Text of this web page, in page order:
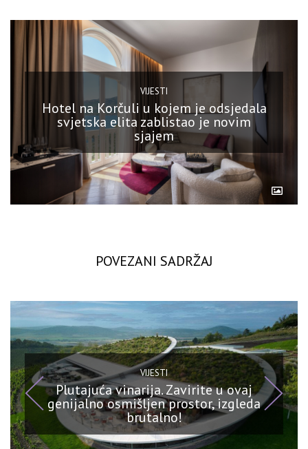
VIJESTI
Hotel na Korčuli u kojem je odsjedala
svjetska elita zablistao je novim
sjajem
POVEZANI SADRŽAJ
VIJESTI
Plutajuća vinarija. Zavirite u ovaj
genijalno osmišljen prostor, izgleda
brutalno!